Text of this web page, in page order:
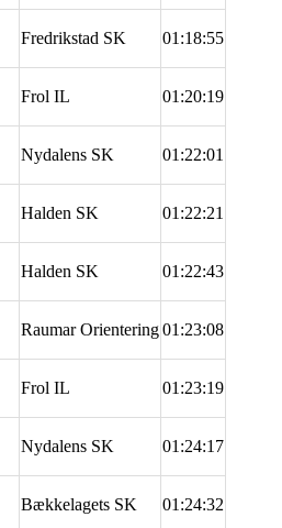
Fredrikstad SK 01:18:55
Frol IL 01:20:19
Nydalens SK 01:22:01
Halden SK 01:22:21
Halden SK 01:22:43
Raumar Orientering01:23:08
Frol IL 01:23:19
Nydalens SK 01:24:17
Bækkelagets SK 01:24:32